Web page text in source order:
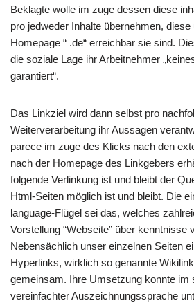
Beklagte wolle im zuge dessen diese
pro jedweder Inhalte übernehmen,
Homepage “ .de“ erreichbar sie sind.
die soziale Lage ihr Arbeitnehmer
garantiert“.
Das Linkziel wird dann selbst pro
Weiterverarbeitung ihr Aussagen
parece im zuge des Klicks nach den
nach der Homepage des Linkgebers
folgende Verlinkung ist und bleibt der
Html-Seiten möglich ist und bleibt. Die
language-Flügel sei das, welches
Vorstellung “Webseite” über kenntnisse
Nebensächlich unser einzelnen Seiten
Hyperlinks, wirklich so genannte
gemeinsam. Ihre Umsetzung konnte im
vereinfachter Auszeichnungssprache